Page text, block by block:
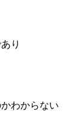
り
わからない